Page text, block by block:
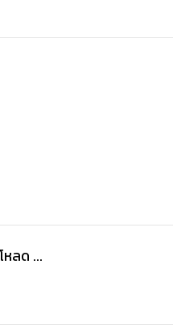
ตกใจกับสิ่งที่เห็น
มันทั้งใหญ่ ทั้งยาวเกินคน
การเกินมาตรฐานชายไทยอีก
นใคร ก็ไม่ใช่เรื่องแปลกหรอก
หลด ...